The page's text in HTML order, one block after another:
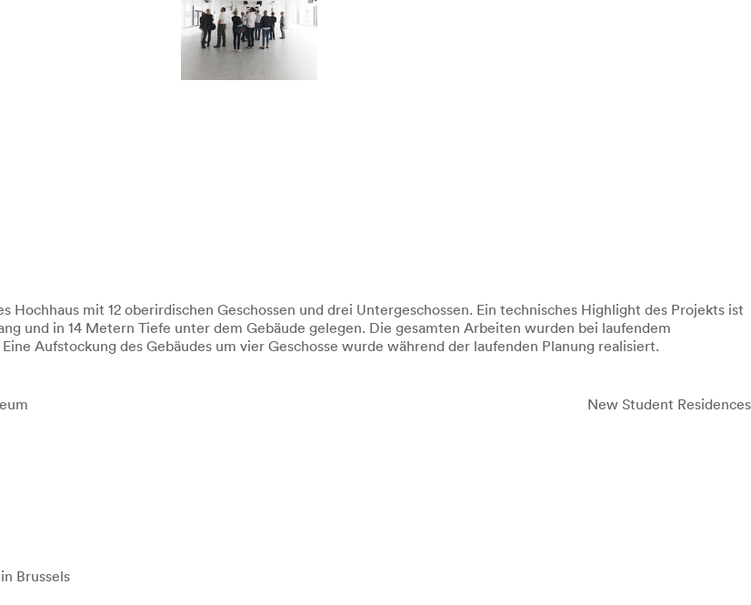
mit 12 oberirdischen Geschossen und drei Untergeschossen. Ein technisches Highlight des Projekts ist
und in 14 Metern Tiefe unter dem Gebäude gelegen. Die gesamten Arbeiten wurden bei laufendem
Aufstockung des Gebäudes um vier Geschosse wurde während der laufenden Planung realisiert.
New Student Residences
Brussels